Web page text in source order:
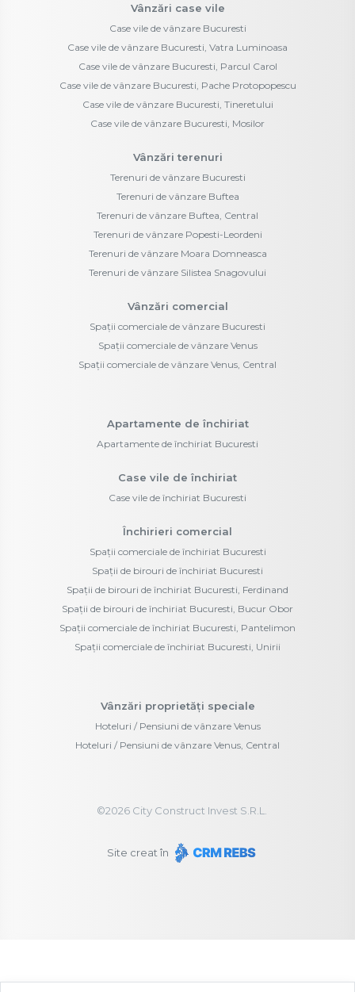
Vânzări case vile
Case vile de vânzare Bucuresti
Case vile de vânzare Bucuresti, Vatra Luminoasa
Case vile de vânzare Bucuresti, Parcul Carol
Case vile de vânzare Bucuresti, Pache Protopopescu
Case vile de vânzare Bucuresti, Tineretului
Case vile de vânzare Bucuresti, Mosilor
Vânzări terenuri
Terenuri de vânzare Bucuresti
Terenuri de vânzare Buftea
Terenuri de vânzare Buftea, Central
Terenuri de vânzare Popesti-Leordeni
Terenuri de vânzare Moara Domneasca
Terenuri de vânzare Silistea Snagovului
Vânzări comercial
Spații comerciale de vânzare Bucuresti
Spații comerciale de vânzare Venus
Spații comerciale de vânzare Venus, Central
Apartamente de închiriat
Apartamente de închiriat Bucuresti
Case vile de închiriat
Case vile de închiriat Bucuresti
Închirieri comercial
Spații comerciale de închiriat Bucuresti
Spații de birouri de închiriat Bucuresti
Spații de birouri de închiriat Bucuresti, Ferdinand
Spații de birouri de închiriat Bucuresti, Bucur Obor
Spații comerciale de închiriat Bucuresti, Pantelimon
Spații comerciale de închiriat Bucuresti, Unirii
Vânzări proprietăți speciale
Hoteluri / Pensiuni de vânzare Venus
Hoteluri / Pensiuni de vânzare Venus, Central
©2026City Construct Invest S.R.L.
Site creat în